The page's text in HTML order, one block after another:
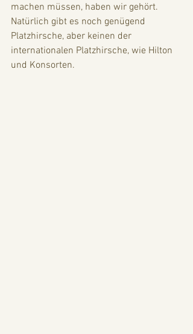
machen müssen, haben wir gehört.
Natürlich gibt es noch genügend
Platzhirsche, aber keinen der
internationalen Platzhirsche, wie Hilton
und Konsorten.